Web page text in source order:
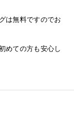
は無料ですのでお
めての方も安心し